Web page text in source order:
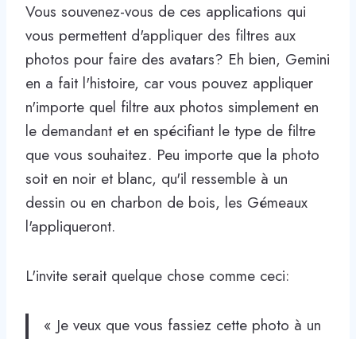
Vous souvenez-vous de ces applications qui
vous permettent d'appliquer des filtres aux
photos pour faire des avatars? Eh bien, Gemini
en a fait l'histoire, car vous pouvez appliquer
n'importe quel filtre aux photos simplement en
le demandant et en spécifiant le type de filtre
que vous souhaitez. Peu importe que la photo
soit en noir et blanc, qu'il ressemble à un
dessin ou en charbon de bois, les Gémeaux
l'appliqueront.
L'invite serait quelque chose comme ceci:
« Je veux que vous fassiez cette photo à un